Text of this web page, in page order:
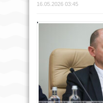
16.05.2026 03:45